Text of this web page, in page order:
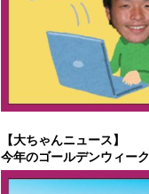
【大ちゃんニュース】
今年のゴールデンウィーク